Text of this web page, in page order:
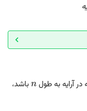
در آرایه به طول باشد،‌